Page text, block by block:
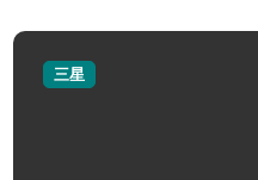
三星